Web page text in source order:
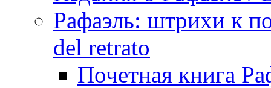
Рафаэль: штрихи к
del retrato
Почетная книга